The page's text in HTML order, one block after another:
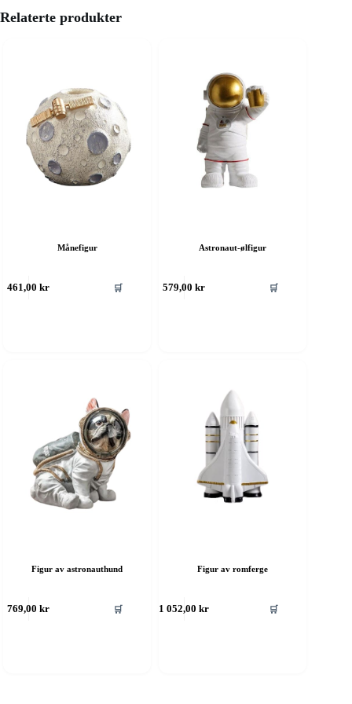
Relaterte produkter
Månefigur
461,00kr 🛒
Astronaut-ølfigur
579,00kr 🛒
Figur av astronauthund
769,00kr 🛒
Figur av romferge
1 052,00kr 🛒
produktet